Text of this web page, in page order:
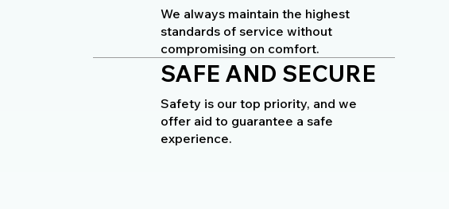
We always maintain the highest
standards of service without
compromising on comfort.
SAFE AND SECURE
Safety is our top priority, and we
offer aid to guarantee a safe
experience.